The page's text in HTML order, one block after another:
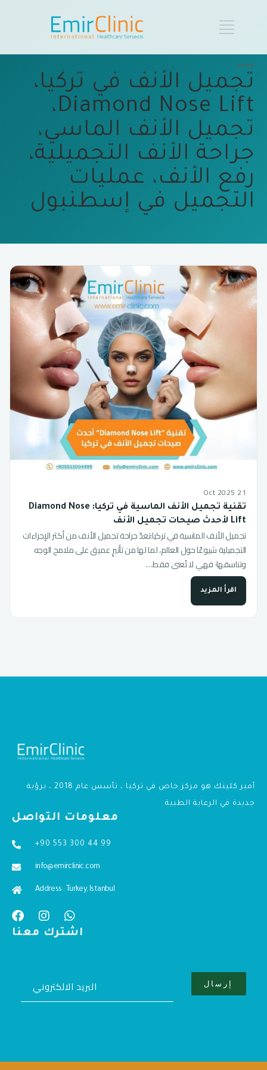
وسم
تجميل الأنف في تركيا،
Diamond Nose Lift،
تجميل الأنف الماسي،
جراحة الأنف التجميلية،
رفع الأنف، عمليات
التجميل في إسطنبول
21 Oct 2025
تقنية تجميل الأنف الماسية في تركيا: Diamond Nose
Lift لأحدث صيحات تجميل الأنف
تجميل الأنف الماسية في تركيا:تعدّ جراحة تجميل الأنف من أكثر الإجراءات
التجميلية شيوعًا حول العالم، لما لها من تأثيرٍ عميق على ملامح الوجه
وتناسقها· فهي لا تُعنى فقط…
اقرأ المزيد
أمير كلينك هو مركز خاص في تركيا ، تأسس عام 2018 ، برؤية
جديدة في الرعاية الطبية
معلومات التواصل
+90 553 300 44 99
info@emirclinic.com
Address : Turkey, Istanbul
اشترك معنا